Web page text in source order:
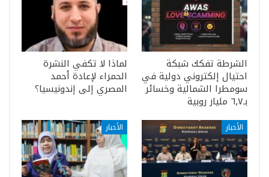
الشرطة تفكك شبكة
احتيال إلكتروني دولية في
سومطرا الشمالية وخسائر
بـ٦٫٧ مليار روبية
لماذا لا تكفي النشرة
الحمراء لإعادة أحمد
المصري إلى إندونيسيا؟
الأخبار الأخبار